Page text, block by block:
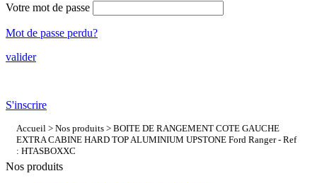
Votre mot de passe
Mot de passe perdu?
valider
S'inscrire
Accueil > Nos produits > BOITE DE RANGEMENT COTE GAUCHE
EXTRA CABINE HARD TOP ALUMINIUM UPSTONE Ford Ranger - Ref
: HTASBOXXC
Nos produits